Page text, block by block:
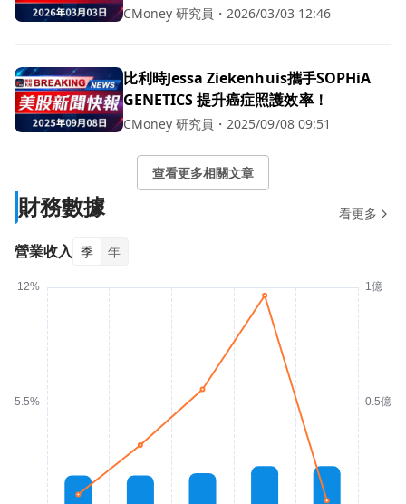
CMoney 研究員 ・ 2026/03/03 12:46
比利時Jessa Ziekenhuis攜手SOPHiA
GENETICS 提升癌症照護效率！
CMoney 研究員 ・ 2025/09/08 09:51
查看更多相關文章
財務數據 看更多
營業收入 季 年